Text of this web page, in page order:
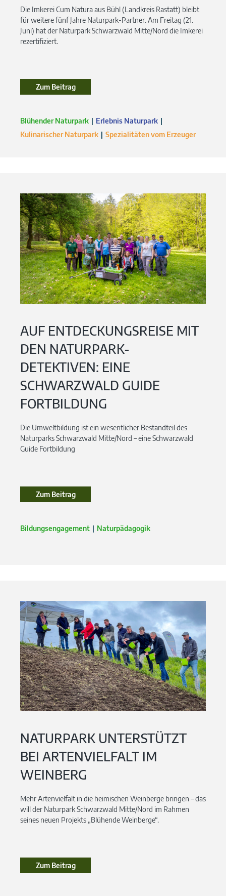
Die Imkerei Cum Natura aus Bühl (Landkreis Rastatt) bleibt
für weitere fünf Jahre Naturpark-Partner. Am Freitag (21.
Juni) hat der Naturpark Schwarzwald Mitte/Nord die Imkerei
rezertifiziert.
Zum Beitrag
Blühender Naturpark
Erlebnis Naturpark
Kulinarischer Naturpark
Spezialitäten vom Erzeuger
AUF ENTDECKUNGSREISE MIT
DEN NATURPARK-
DETEKTIVEN: EINE
SCHWARZWALD GUIDE
FORTBILDUNG
Die Umweltbildung ist ein wesentlicher Bestandteil des
Naturparks Schwarzwald Mitte/Nord – eine Schwarzwald
Guide Fortbildung
Zum Beitrag
Bildungsengagement Naturpädagogik
NATURPARK UNTERSTÜTZT
BEI ARTENVIELFALT IM
WEINBERG
Mehr Artenvielfalt in die heimischen Weinberge bringen – das
will der Naturpark Schwarzwald Mitte/Nord im Rahmen
seines neuen Projekts „Blühende Weinberge“.
Zum Beitrag